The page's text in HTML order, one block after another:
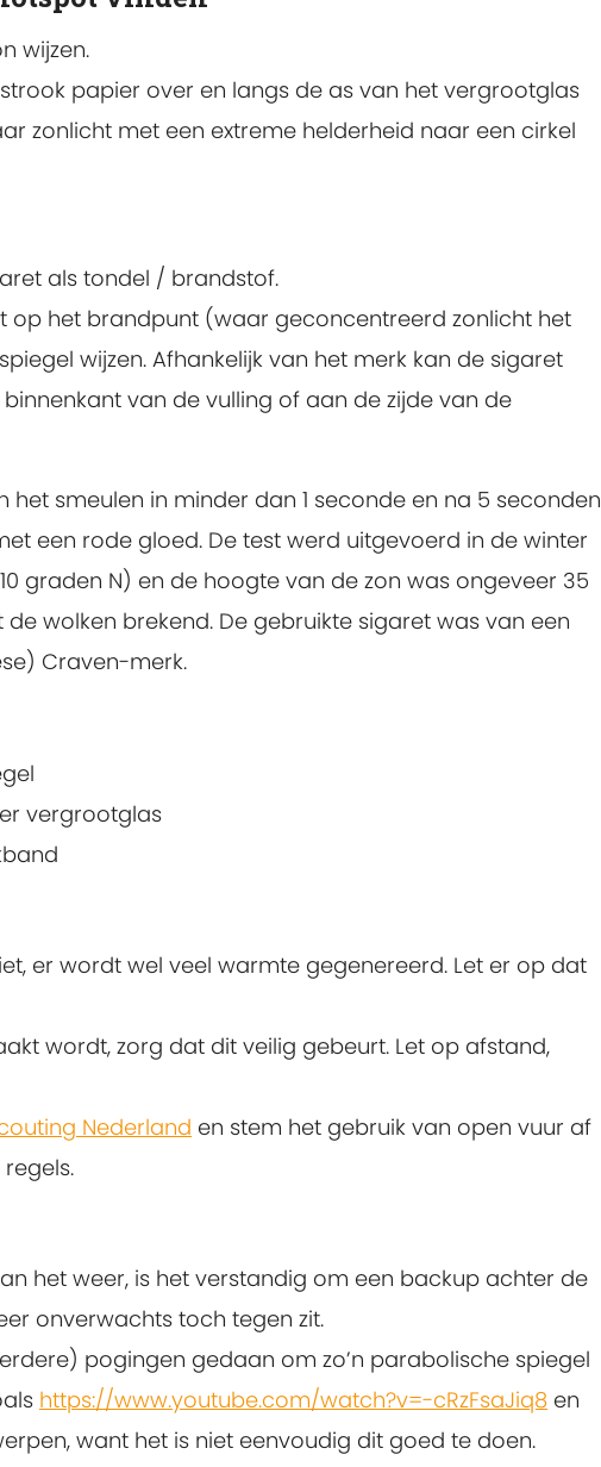
wijzen.
papier over en langs de as van het vergrootglas
zonlicht met een extreme helderheid naar een cirkel
als tondel / brandstof.
op het brandpunt (waar geconcentreerd zonlicht het
wijzen. Afhankelijk van het merk kan de sigaret
van de vulling of aan de zijde van de
smeulen in minder dan 1 seconde en na 5 seconden
een rode gloed. De test werd uitgevoerd in de winter
graden N) en de hoogte van de zon was ongeveer 35
wolken brekend. De gebruikte sigaret was van een
Craven-merk.
vergrootglas
er wordt wel veel warmte gegenereerd. Let er op dat
wordt, zorg dat dit veilig gebeurt. Let op afstand,
Nederland en stem het gebruik van open vuur af
het weer, is het verstandig om een backup achter de
onverwachts toch tegen zit.
pogingen gedaan om zo’n parabolische spiegel
https://www.youtube.com/watch?v=-cRzFsaJiq8 en
want het is niet eenvoudig dit goed te doen.